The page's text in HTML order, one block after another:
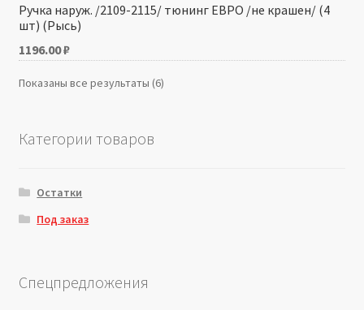
Ручка наруж. /2109-2115/ тюнинг ЕВРО /не крашен/ (4
шт) (Рысь)
1196.00₽
Показаны все результаты (6)
Категории товаров
Остатки
Под заказ
Спецпредложения